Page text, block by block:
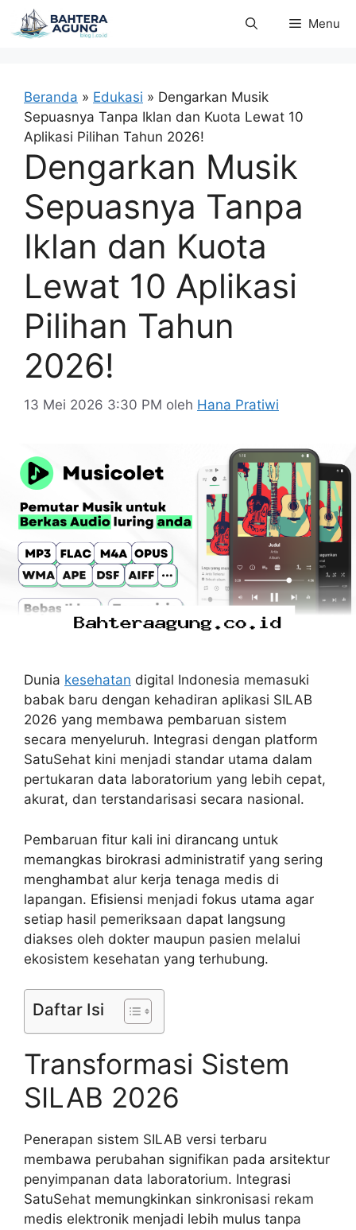
Langsung
ke
Menu
Beranda » Edukasi » Dengarkan Musik
Sepuasnya Tanpa Iklan dan Kuota Lewat 10
Aplikasi Pilihan Tahun 2026!
Dengarkan Musik
Sepuasnya Tanpa
Iklan dan Kuota
Lewat 10 Aplikasi
Pilihan Tahun
2026!
13 Mei 2026 3:30 PM oleh Hana Pratiwi
Dunia kesehatan digital Indonesia memasuki
babak baru dengan kehadiran aplikasi SILAB
2026 yang membawa pembaruan sistem
secara menyeluruh. Integrasi dengan platform
SatuSehat kini menjadi standar utama dalam
pertukaran data laboratorium yang lebih cepat,
akurat, dan terstandarisasi secara nasional.
Pembaruan fitur kali ini dirancang untuk
memangkas birokrasi administratif yang sering
menghambat alur kerja tenaga medis di
lapangan. Efisiensi menjadi fokus utama agar
setiap hasil pemeriksaan dapat langsung
diakses oleh dokter maupun pasien melalui
ekosistem kesehatan yang terhubung.
Daftar Isi
Transformasi Sistem
SILAB 2026
Penerapan sistem SILAB versi terbaru
membawa perubahan signifikan pada arsitektur
penyimpanan data laboratorium. Integrasi
SatuSehat memungkinkan sinkronisasi rekam
medis elektronik menjadi lebih mulus tanpa